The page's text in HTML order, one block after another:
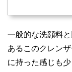
一般的な洗顔料
あるこのクレン
に持った感じも